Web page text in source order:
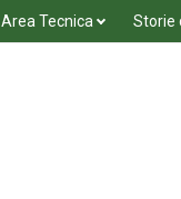
Area Tecnica Storie